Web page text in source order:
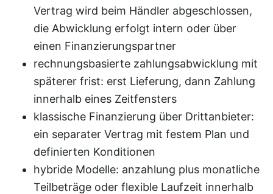
Vertrag wird beim Händler abgeschlossen,
die Abwicklung erfolgt intern oder über
einen Finanzierungspartner
rechnungsbasierte zahlungsabwicklung mit
späterer frist: erst Lieferung, dann Zahlung
innerhalb eines Zeitfensters
klassische Finanzierung über Drittanbieter:
ein separater Vertrag mit festem Plan und
definierten Konditionen
hybride Modelle: anzahlung plus monatliche
Teilbeträge oder flexible Laufzeit innerhalb